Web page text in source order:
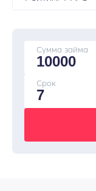
Сумма займа
Срок